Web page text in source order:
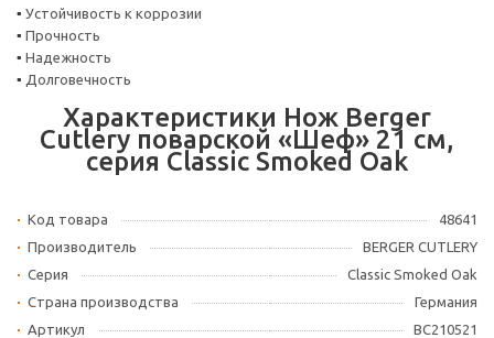
▪ Устойчивость к коррозии
▪ Прочность
▪ Надежность
▪ Долговечность
Характеристики Нож Berger
Cutlery поварской «Шеф» 21 см,
серия Classic Smoked Oak
Код товара
48641
Производитель
BERGER CUTLERY
Серия
Classic Smoked Oak
Страна производства
Германия
Артикул
BC210521